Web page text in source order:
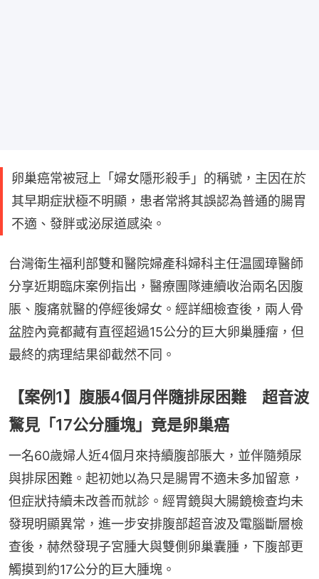
卵巢癌常被冠上「婦女隱形殺手」的稱號，主因在於
其早期症狀極不明顯，患者常將其誤認為普通的腸胃
不適、發胖或泌尿道感染。
台灣衛生福利部雙和醫院婦產科婦科主任温國璋醫師
分享近期臨床案例指出，醫療團隊連續收治兩名因腹
脹、腹痛就醫的停經後婦女。經詳細檢查後，兩人骨
盆腔內竟都藏有直徑超過15公分的巨大卵巢腫瘤，但
最終的病理結果卻截然不同。
【案例1】腹脹4個月伴隨排尿困難 超音波
驚見「17公分腫塊」竟是卵巢癌
一名60歲婦人近4個月來持續腹部脹大，並伴隨頻尿
與排尿困難。起初她以為只是腸胃不適未多加留意，
但症狀持續未改善而就診。經胃鏡與大腸鏡檢查均未
發現明顯異常，進一步安排腹部超音波及電腦斷層檢
查後，赫然發現子宮腫大與雙側卵巢囊腫，下腹部更
觸摸到約17公分的巨大腫塊。